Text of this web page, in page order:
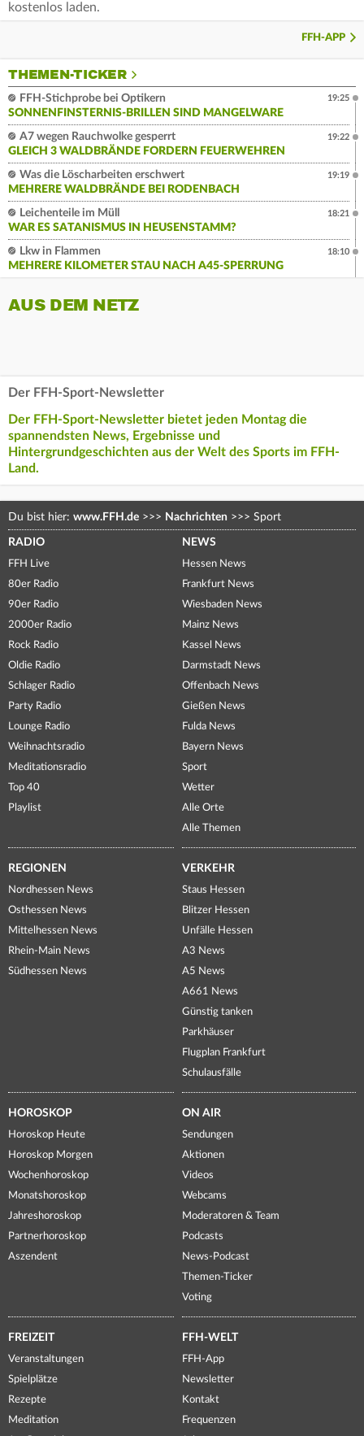
kostenlos laden.
FFH-APP
THEMEN-TICKER
FFH-Stichprobe bei Optikern
SONNENFINSTERNIS-BRILLEN SIND MANGELWARE
19:25
A7 wegen Rauchwolke gesperrt
GLEICH 3 WALDBRÄNDE FORDERN FEUERWEHREN
19:22
Was die Löscharbeiten erschwert
MEHRERE WALDBRÄNDE BEI RODENBACH
19:19
Leichenteile im Müll
WAR ES SATANISMUS IN HEUSENSTAMM?
18:21
Lkw in Flammen
MEHRERE KILOMETER STAU NACH A45-SPERRUNG
18:10
AUS DEM NETZ
Der FFH-Sport-Newsletter
Der FFH-Sport-Newsletter bietet jeden Montag die
spannendsten News, Ergebnisse und
Hintergrundgeschichten aus der Welt des Sports im FFH-
Land.
Du bist hier: www.FFH.de >>> Nachrichten >>> Sport
RADIO
FFH Live
80er Radio
90er Radio
2000er Radio
Rock Radio
Oldie Radio
Schlager Radio
Party Radio
Lounge Radio
Weihnachtsradio
Meditationsradio
Top 40
Playlist
NEWS
Hessen News
Frankfurt News
Wiesbaden News
Mainz News
Kassel News
Darmstadt News
Offenbach News
Gießen News
Fulda News
Bayern News
Sport
Wetter
Alle Orte
Alle Themen
REGIONEN
Nordhessen News
Osthessen News
Mittelhessen News
Rhein-Main News
Südhessen News
VERKEHR
Staus Hessen
Blitzer Hessen
Unfälle Hessen
A3 News
A5 News
A661 News
Günstig tanken
Parkhäuser
Flugplan Frankfurt
Schulausfälle
HOROSKOP
Horoskop Heute
Horoskop Morgen
Wochenhoroskop
Monatshoroskop
Jahreshoroskop
Partnerhoroskop
Aszendent
ON AIR
Sendungen
Aktionen
Videos
Webcams
Moderatoren & Team
Podcasts
News-Podcast
Themen-Ticker
Voting
FREIZEIT
Veranstaltungen
Spielplätze
Rezepte
Meditation
FFH-WELT
FFH-App
Newsletter
Kontakt
Frequenzen